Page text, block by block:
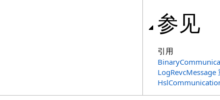
参见
引用
LogRevcMessage